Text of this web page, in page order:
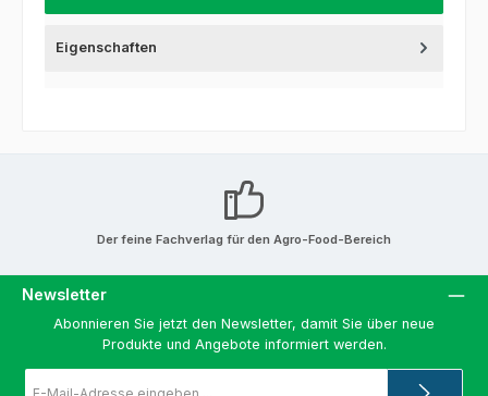
Eigenschaften
Der feine Fachverlag für den Agro-Food-Bereich
Newsletter
Abonnieren Sie jetzt den Newsletter, damit Sie über neue
Produkte und Angebote informiert werden.
Mail-